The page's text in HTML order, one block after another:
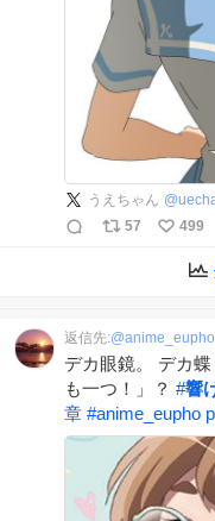
うえちゃん @
57
499
返信先:@anime_eupho
デカ眼鏡。 デカ
も一つ！」？ #響
章 #anime_eupho